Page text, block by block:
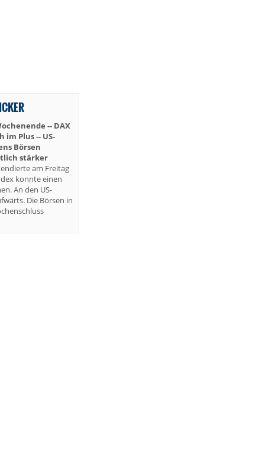
-- DAX
Plus -- US-
Börsen
stärker
am Freitag
konnte einen
An den US-
Die Börsen in